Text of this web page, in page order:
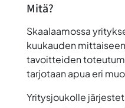
Mitä?
Skaalaamossa
kuukauden
tavoitteiden
tarjotaan apua eri
Yritysjoukolle